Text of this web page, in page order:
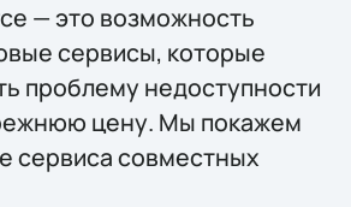
— это возможность
сервисы, которые
проблему недоступности
цену. Мы покажем
сервиса совместных